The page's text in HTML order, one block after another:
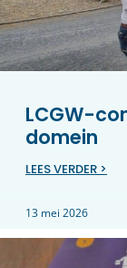
LCGW-
domein
LEES VERDER >
13 mei 2026